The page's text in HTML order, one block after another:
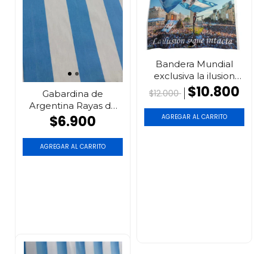
Gabardina de
Argentina Rayas de
3 cm
$6.900
Bandera Mundial
exclusiva la ilusion
int...
$12.000 $10.800